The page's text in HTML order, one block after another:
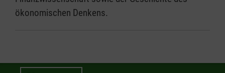
ökonomischen Denkens.